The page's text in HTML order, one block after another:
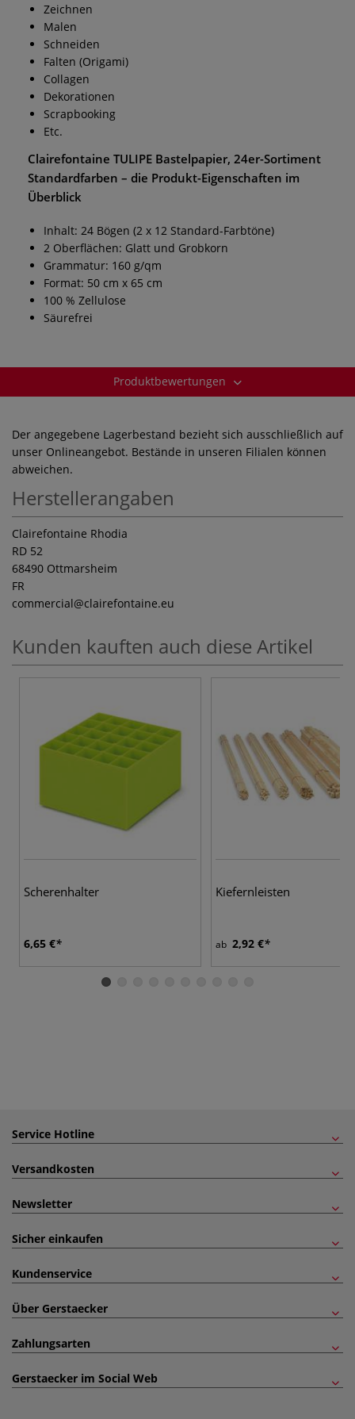
Zeichnen
Malen
Schneiden
Falten (Origami)
Collagen
Dekorationen
Scrapbooking
Etc.
Clairefontaine TULIPE Bastelpapier, 24er-Sortiment
Standardfarben – die Produkt-Eigenschaften im
Überblick
Inhalt: 24 Bögen (2 x 12 Standard-Farbtöne)
2 Oberflächen: Glatt und Grobkorn
Grammatur: 160 g/qm
Format: 50 cm x 65 cm
100 % Zellulose
Säurefrei
Produktbewertungen
Der angegebene Lagerbestand bezieht sich ausschließlich auf
unser Onlineangebot. Bestände in unseren Filialen können
abweichen.
Herstellerangaben
Clairefontaine Rhodia
RD 52
68490 Ottmarsheim
FR
commercial@clairefontaine.eu
Kunden kauften auch diese Artikel
Scherenhalter
6,65 €
Kiefernleisten
ab 2,92 €
Service Hotline
Versandkosten
Newsletter
Sicher einkaufen
Kundenservice
Über Gerstaecker
Zahlungsarten
Gerstaecker im Social Web